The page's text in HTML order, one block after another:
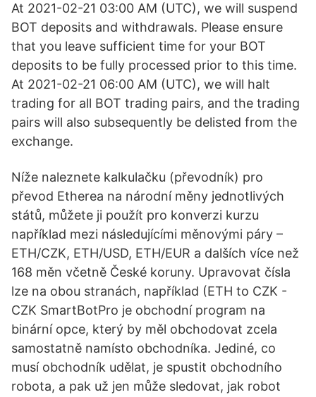
At 2021-02-21 03:00 AM (UTC), we will suspend
BOT deposits and withdrawals. Please ensure
that you leave sufficient time for your BOT
deposits to be fully processed prior to this time.
At 2021-02-21 06:00 AM (UTC), we will halt
trading for all BOT trading pairs, and the trading
pairs will also subsequently be delisted from the
exchange.
Níže naleznete kalkulačku (převodník) pro
převod Etherea na národní měny jednotlivých
států, můžete ji použít pro konverzi kurzu
například mezi následujícími měnovými páry –
ETH/CZK, ETH/USD, ETH/EUR a dalších více než
168 měn včetně České koruny. Upravovat čísla
lze na obou stranách, například (ETH to CZK -
CZK SmartBotPro je obchodní program na
binární opce, který by měl obchodovat zcela
samostatně namísto obchodníka. Jediné, co
musí obchodník udělat, je spustit obchodního
robota, a pak už jen může sledovat, jak robot